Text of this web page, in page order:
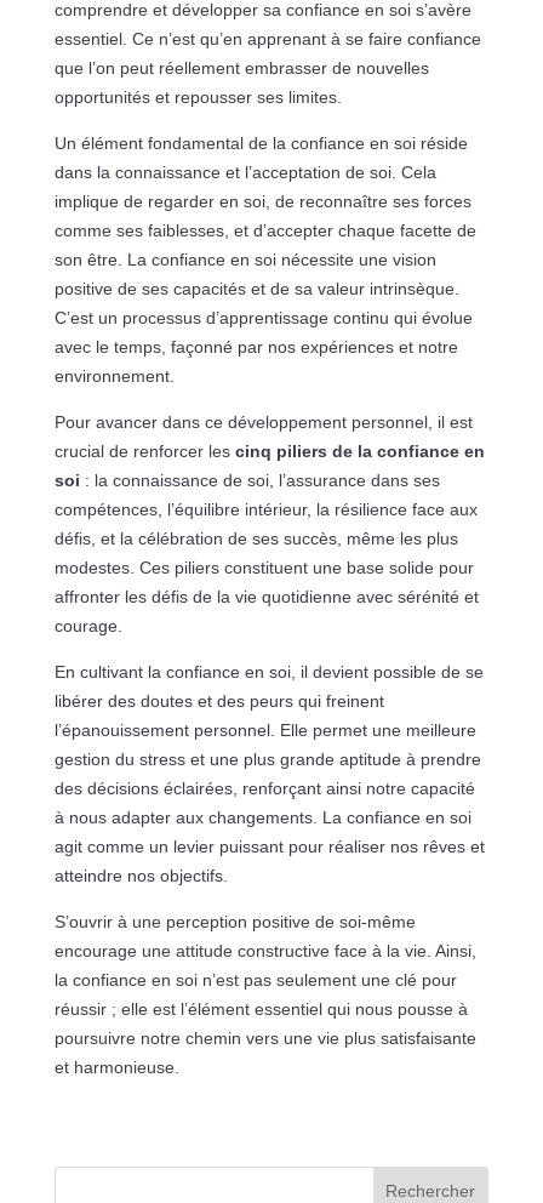
comprendre et développer sa confiance en soi s’avère
essentiel. Ce n’est qu’en apprenant à se faire confiance
que l’on peut réellement embrasser de nouvelles
opportunités et repousser ses limites.
Un élément fondamental de la confiance en soi réside
dans la connaissance et l’acceptation de soi. Cela
implique de regarder en soi, de reconnaître ses forces
comme ses faiblesses, et d’accepter chaque facette de
son être. La confiance en soi nécessite une vision
positive de ses capacités et de sa valeur intrinsèque.
C’est un processus d’apprentissage continu qui évolue
avec le temps, façonné par nos expériences et notre
environnement.
Pour avancer dans ce développement personnel, il est
crucial de renforcer les cinq piliers de la confiance en
soi : la connaissance de soi, l’assurance dans ses
compétences, l’équilibre intérieur, la résilience face aux
défis, et la célébration de ses succès, même les plus
modestes. Ces piliers constituent une base solide pour
affronter les défis de la vie quotidienne avec sérénité et
courage.
En cultivant la confiance en soi, il devient possible de se
libérer des doutes et des peurs qui freinent
l’épanouissement personnel. Elle permet une meilleure
gestion du stress et une plus grande aptitude à prendre
des décisions éclairées, renforçant ainsi notre capacité
à nous adapter aux changements. La confiance en soi
agit comme un levier puissant pour réaliser nos rêves et
atteindre nos objectifs.
S’ouvrir à une perception positive de soi-même
encourage une attitude constructive face à la vie. Ainsi,
la confiance en soi n’est pas seulement une clé pour
réussir ; elle est l’élément essentiel qui nous pousse à
poursuivre notre chemin vers une vie plus satisfaisante
et harmonieuse.
Rechercher